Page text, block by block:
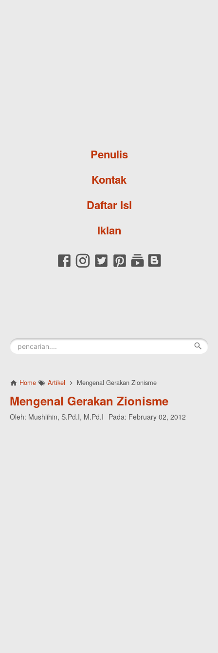
Penulis
Kontak
Daftar Isi
Iklan
Home Artikel Mengenal Gerakan Zionisme
Mengenal Gerakan Zionisme
Oleh: Mushlihin, S.Pd.I, M.Pd.I Pada: February 02, 2012